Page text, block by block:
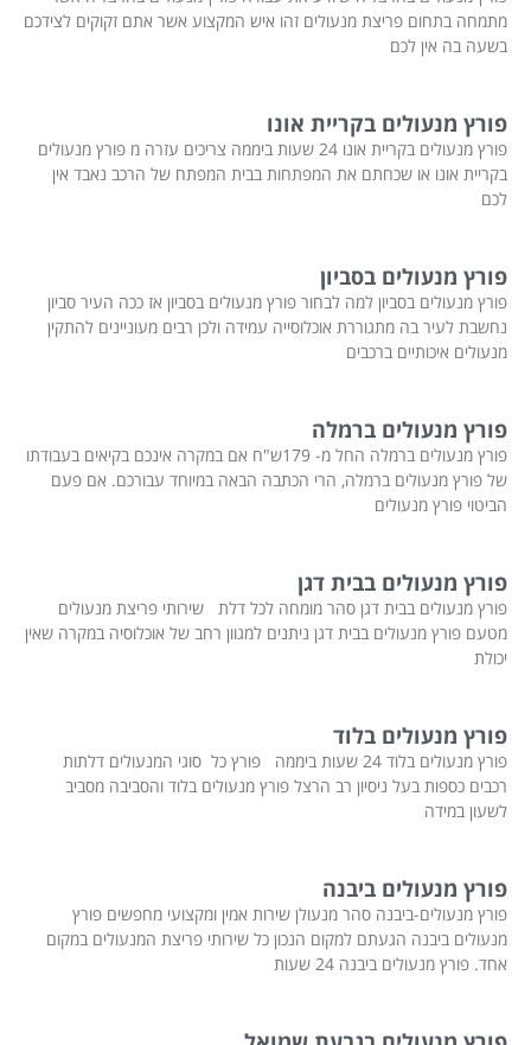
מתמחה בתחום פריצת מנעולים זהו איש המקצוע אשר אתם זקוקים לצידכם
בשעה בה אין לכם
פורץ מנעולים בקריית אונו
פורץ מנעולים בקריית אונו 24 שעות ביממה צריכים עזרה מ פורץ מנעולים
בקריית אונו או שכחתם את המפתחות בבית המפתח של הרכב נאבד אין
לכם
פורץ מנעולים בסביון
פורץ מנעולים בסביון למה לבחור פורץ מנעולים בסביון אז ככה העיר סביון
נחשבת לעיר בה מתגוררת אוכלוסייה עמידה ולכן רבים מעוניינים להתקין
מנעולים איכותיים ברכבים
פורץ מנעולים ברמלה
פורץ מנעולים ברמלה החל מ- 179ש"ח אם במקרה אינכם בקיאים בעבודתו
של פורץ מנעולים ברמלה, הרי הכתבה הבאה במיוחד עבורכם. אם פעם
הביטוי פורץ מנעולים
פורץ מנעולים בבית דגן
פורץ מנעולים בבית דגן סהר מומחה לכל דלת שירותי פריצת מנעולים
מטעם פורץ מנעולים בבית דגן ניתנים למגוון רחב של אוכלוסיה במקרה שאין
יכולת
פורץ מנעולים בלוד
פורץ מנעולים בלוד 24 שעות ביממה פורץ כל סוגי המנעולים דלתות
רכבים כספות בעל ניסיון רב הרצל פורץ מנעולים בלוד והסביבה מסביב
לשעון במידה
פורץ מנעולים ביבנה
פורץ מנעולים-ביבנה סהר מנעולן שירות אמין ומקצועי מחפשים פורץ
מנעולים ביבנה הגעתם למקום הנכון כל שירותי פריצת המנעולים במקום
אחד. פורץ מנעולים ביבנה 24 שעות